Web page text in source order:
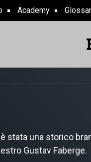
Academy
stata una storico
Gustav Faberge.